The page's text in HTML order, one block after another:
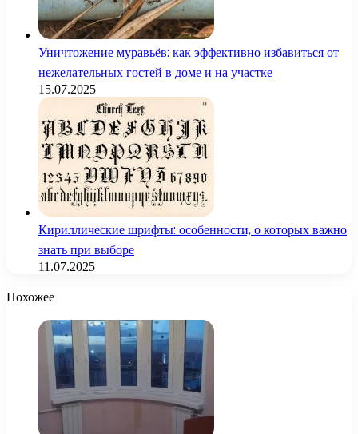
Уничтожение муравьёв: как эффективно избавиться от
нежелательных гостей в доме и на участке
15.07.2025
Кириллические шрифты: особенности, о которых важно
знать при выборе
11.07.2025
Похожее